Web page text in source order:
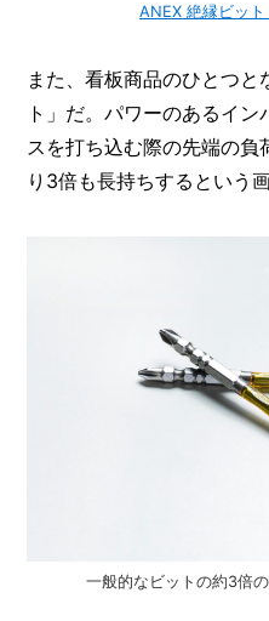
ANEX 絶縁ビッ
また、看板商品のひとつ
ト」だ。パワーのあるイ
スを打ち込む際の先端の負
り3倍も長持ちするという
一般的なビットの約3倍